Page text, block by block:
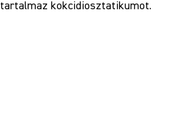
tartalmaz kokcidiosztatikumot.